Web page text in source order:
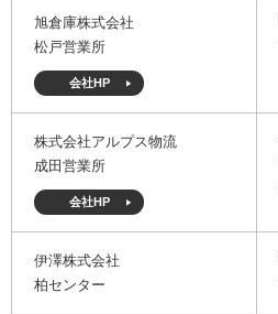
旭倉庫株式会社
松戸営業所
会社HP
株式会社アルプス物流
成田営業所
会社HP
伊澤株式会社
柏センター